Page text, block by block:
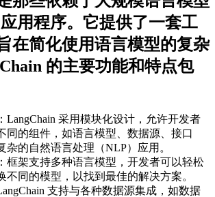
用程序。它提供了一套工
在简化使用语言模型的复杂
的主要功能和特点包
：LangChain 采用模块化设计，允许开发者
同的组件，如语言模型、数据源、接口
杂的自然语言处理（NLP）应用。
框架支持多种语言模型，开发者可以轻松
不同的模型，以找到最佳的解决方案。
支持与各种数据源集成，如数据